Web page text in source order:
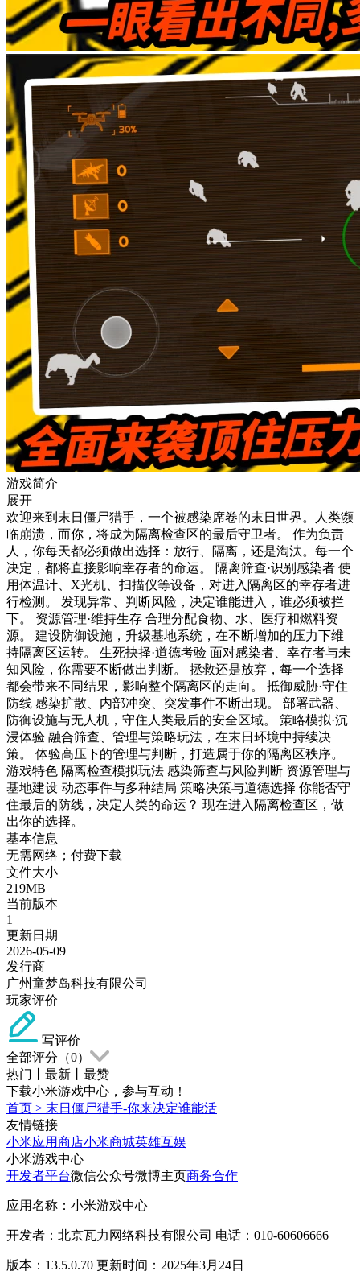
游戏简介
展开
欢迎来到末日僵尸猎手，一个被感染席卷的末日世界。人类濒
临崩溃，而你，将成为隔离检查区的最后守卫者。 作为负责
人，你每天都必须做出选择：放行、隔离，还是淘汰。每一个
决定，都将直接影响幸存者的命运。 隔离筛查·识别感染者 使
用体温计、X光机、扫描仪等设备，对进入隔离区的幸存者进
行检测。 发现异常、判断风险，决定谁能进入，谁必须被拦
下。 资源管理·维持生存 合理分配食物、水、医疗和燃料资
源。 建设防御设施，升级基地系统，在不断增加的压力下维
持隔离区运转。 生死抉择·道德考验 面对感染者、幸存者与未
知风险，你需要不断做出判断。 拯救还是放弃，每一个选择
都会带来不同结果，影响整个隔离区的走向。 抵御威胁·守住
防线 感染扩散、内部冲突、突发事件不断出现。 部署武器、
防御设施与无人机，守住人类最后的安全区域。 策略模拟·沉
浸体验 融合筛查、管理与策略玩法，在末日环境中持续决
策。 体验高压下的管理与判断，打造属于你的隔离区秩序。
游戏特色 隔离检查模拟玩法 感染筛查与风险判断 资源管理与
基地建设 动态事件与多种结局 策略决策与道德选择 你能否守
住最后的防线，决定人类的命运？ 现在进入隔离检查区，做
出你的选择。
基本信息
无需网络；付费下载
文件大小
219MB
当前版本
1
更新日期
2026-05-09
发行商
广州童梦岛科技有限公司
玩家评价
写评价
全部评分（0）
热门
最新
最赞
下载小米游戏中心，参与互动！
首页 > 末日僵尸猎手-你来决定谁能活
友情链接
小米应用商店小米商城英雄互娱
小米游戏中心
开发者平台微信公众号微博主页商务合作
应用名称：小米游戏中心
开发者：北京瓦力网络科技有限公司 电话：010-60606666
版本：13.5.0.70 更新时间：2025年3月24日